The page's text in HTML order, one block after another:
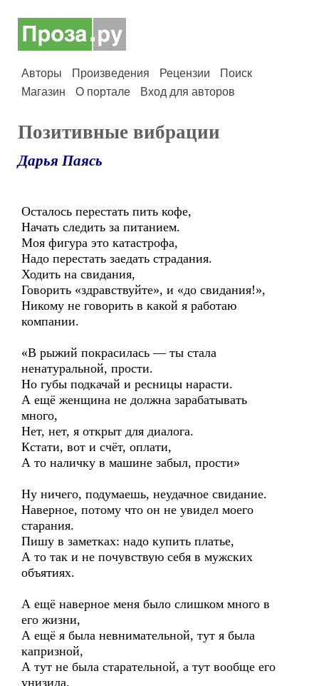
Авторы Произведения Рецензии
Поиск
Магазин
О портале Вход для авторов
Позитивные вибрации
Дарья Паясь
Осталось перестать пить кофе,
Начать следить за питанием.
Моя фигура это катастрофа,
Надо перестать заедать страдания.
Ходить на свидания,
Говорить «здравствуйте», и «до свидания!»,
Никому не говорить в какой я работаю
компании.
«В рыжий покрасилась — ты стала
ненатуральной, прости.
Но губы подкачай и ресницы нарасти.
А ещё женщина не должна зарабатывать
много,
Нет, нет, я открыт для диалога.
Кстати, вот и счёт, оплати,
А то наличку в машине забыл, прости»
Ну ничего, подумаешь, неудачное свидание.
Наверное, потому что он не увидел моего
старания.
Пишу в заметках: надо купить платье,
А то так и не почувствую себя в мужских
объятиях.
А ещё наверное меня было слишком много в
его жизни,
А ещё я была невнимательной, тут я была
капризной,
А тут не была старательной, а тут вообще его
унизила.